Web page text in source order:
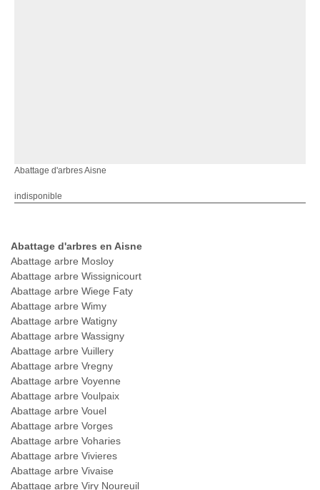
Abattage d'arbres Aisne
indisponible
Abattage d'arbres en Aisne
Abattage arbre Mosloy
Abattage arbre Wissignicourt
Abattage arbre Wiege Faty
Abattage arbre Wimy
Abattage arbre Watigny
Abattage arbre Wassigny
Abattage arbre Vuillery
Abattage arbre Vregny
Abattage arbre Voyenne
Abattage arbre Voulpaix
Abattage arbre Vouel
Abattage arbre Vorges
Abattage arbre Voharies
Abattage arbre Vivieres
Abattage arbre Vivaise
Abattage arbre Viry Noureuil